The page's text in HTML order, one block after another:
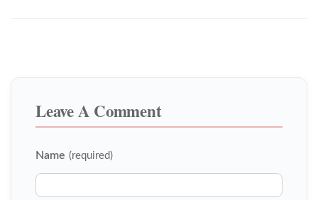
Leave A Comment
Name (required)